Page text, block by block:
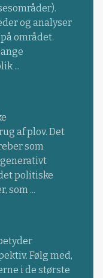
og analyser
området.
...
af plov. Det
som
politiske
som ...
Følg med,
i de største